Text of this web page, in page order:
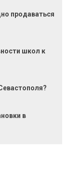
продаваться
школ к
в